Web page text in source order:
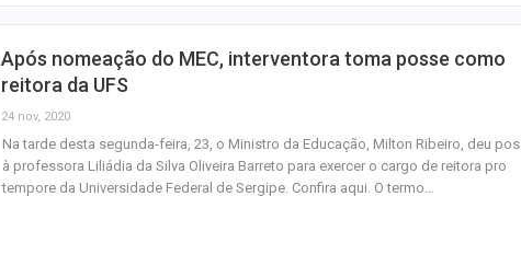
Após nomeação do MEC, interventora toma posse como
reitora da UFS
24 nov, 2020
Na tarde desta segunda-feira, 23, o Ministro da Educação, Milton Ribeiro, deu
à professora Liliádia da Silva Oliveira Barreto para exercer o cargo de reitora pro
tempore da Universidade Federal de Sergipe. Confira aqui. O termo…